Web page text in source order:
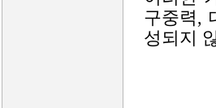
구중력,
성되지